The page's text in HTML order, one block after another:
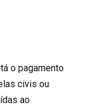
o pagamento
civis ou
ao